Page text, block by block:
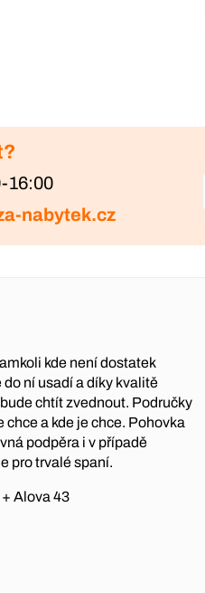
16:00
nabytek.cz
kde není dostatek
ní usadí a díky kvalitě
chtít zvednout. Područky
a kde je chce. Pohovka
podpěra i v případě
pro trvalé spaní.
Alova 43